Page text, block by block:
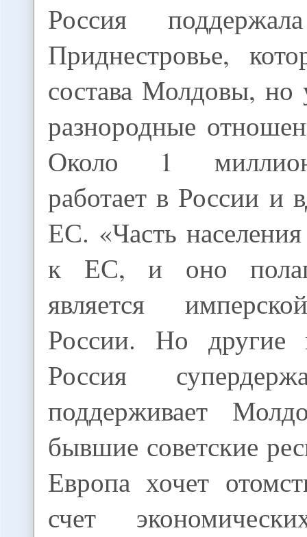
Россия
Приднестровье,
состава Молдовы,
разнородные
Около 1
работает в России и
ЕС. «Часть
к ЕС, и оно
является
России. Но другие
Россия
поддерживает
бывшие советские
Европа хочет
счет